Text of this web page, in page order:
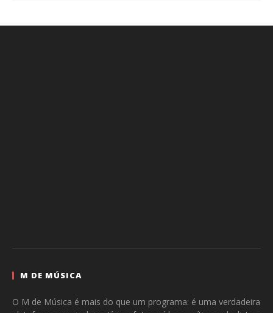
M DE MÚSICA
O M de Música é mais do que um programa: é uma verdadeira